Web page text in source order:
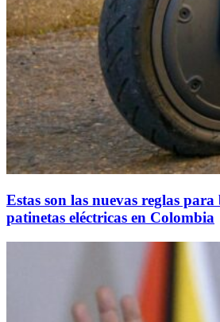
Estas son las nuevas reglas para
patinetas eléctricas en Colombia